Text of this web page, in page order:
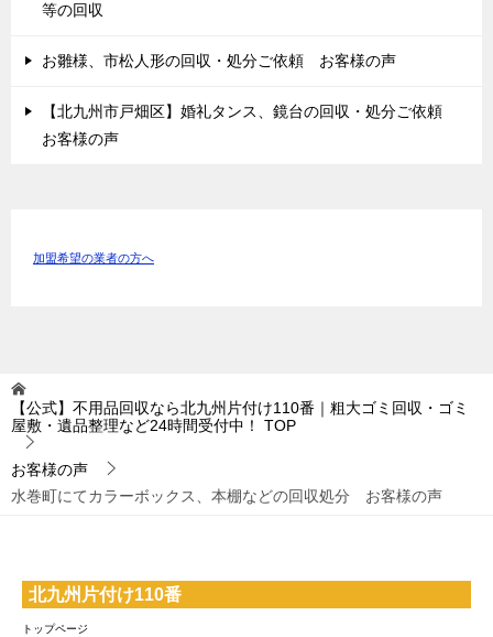
等の回収
お雛様、市松人形の回収・処分ご依頼 お客様の声
【北九州市戸畑区】婚礼タンス、鏡台の回収・処分ご依頼
お客様の声
加盟希望の業者の方へ
【公式】不用品回収なら北九州片付け110番｜粗大ゴミ回収・ゴミ
屋敷・遺品整理など24時間受付中！
TOP
お客様の声
水巻町にてカラーボックス、本棚などの回収処分 お客様の声
北九州片付け110番
トップページ